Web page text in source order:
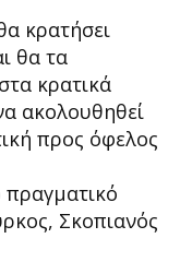
κρατήσει
θα τα
κρατικά
ακολουθηθεί
προς όφελος
πραγματικό
Σκοπιανός